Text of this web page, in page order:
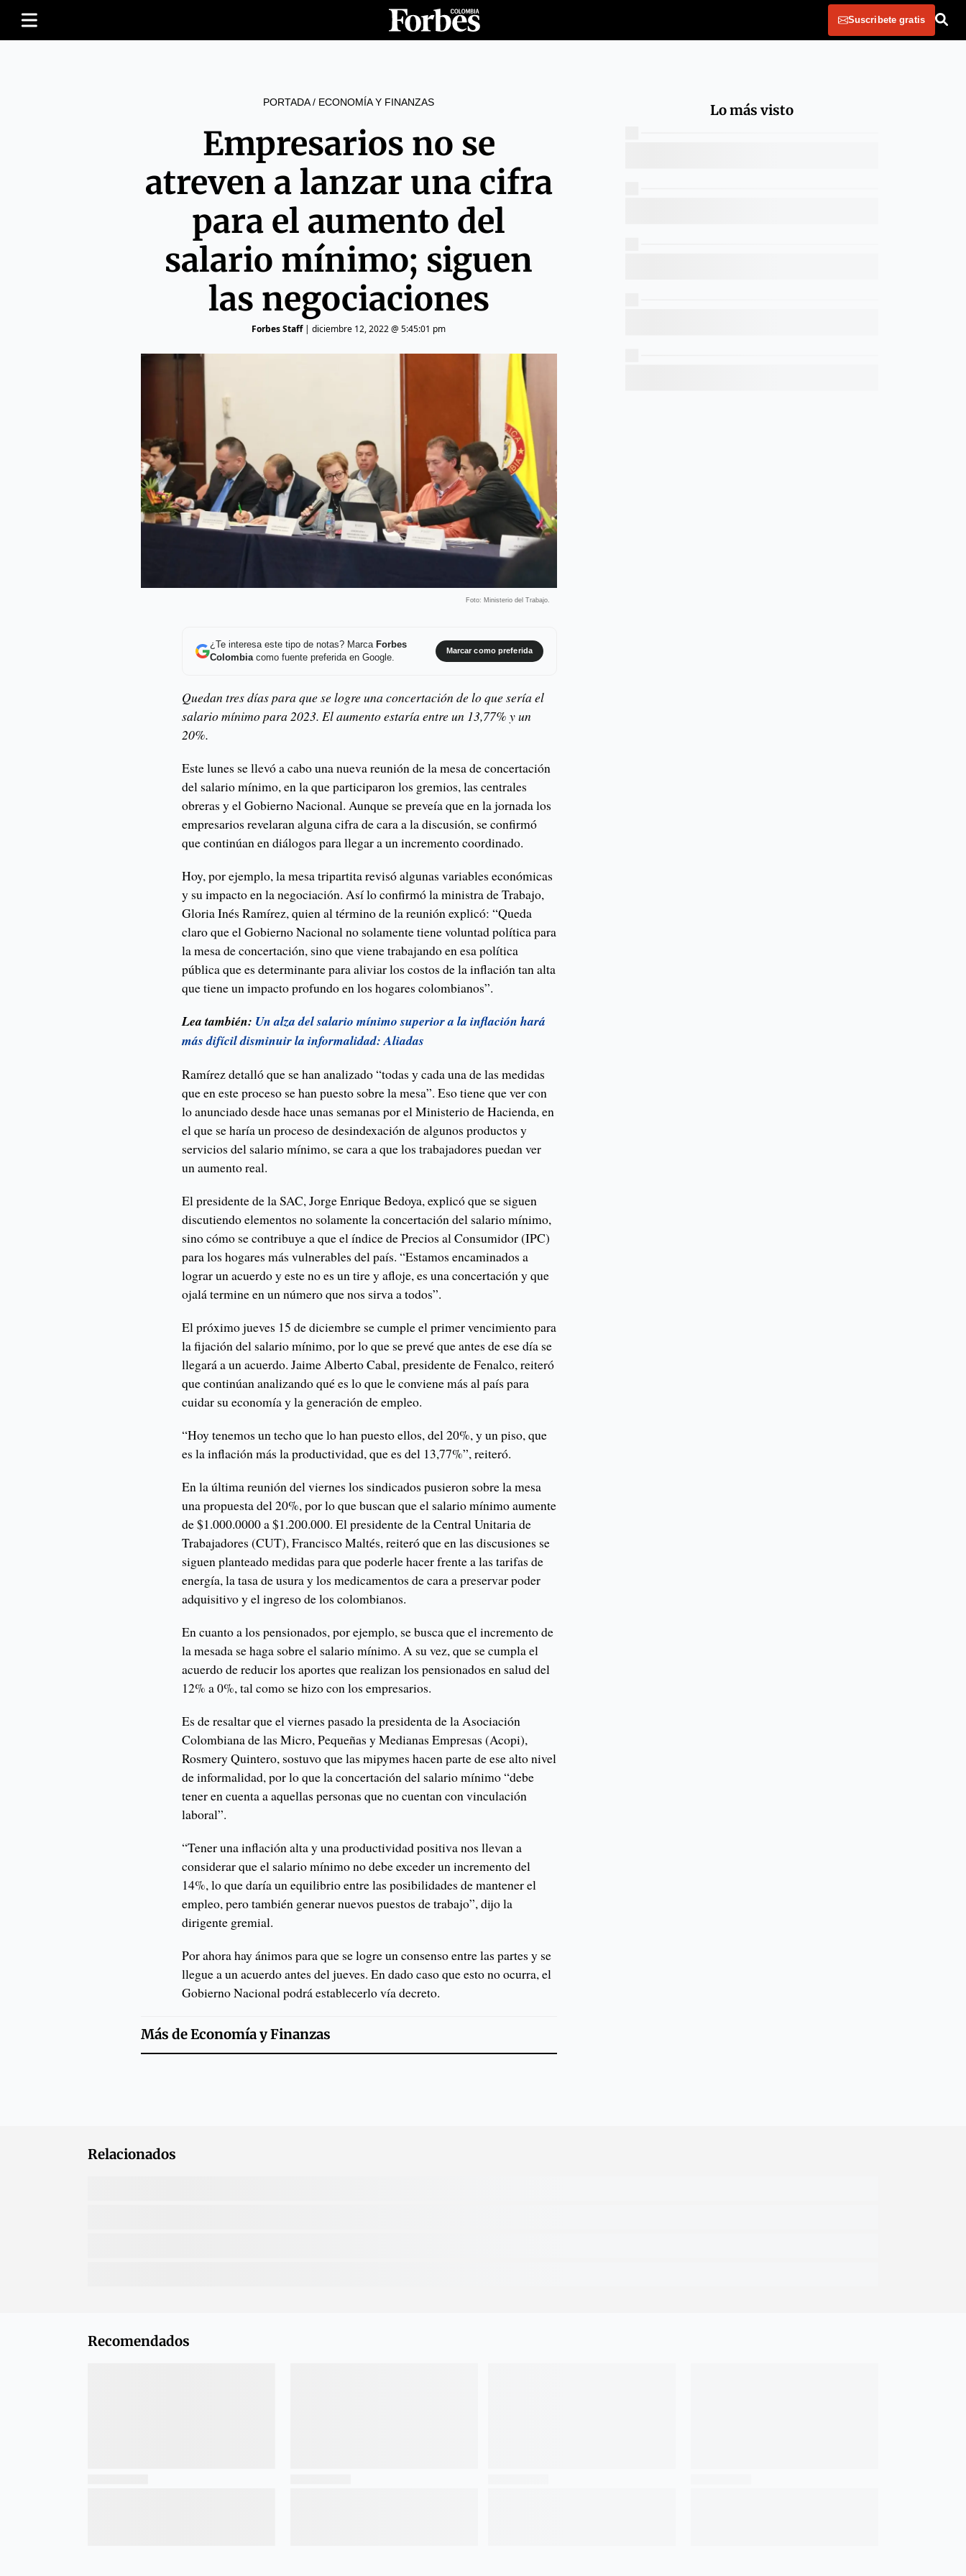
Suscribete gratis
PORTADA/ ECONOMÍA Y FINANZAS
Empresarios no se
atreven a lanzar una cifra
para el aumento del
salario mínimo; siguen
las negociaciones
Forbes Staff| diciembre 12, 2022 @ 5:45:01 pm
Foto: Ministerio del Trabajo.
¿Te interesa este tipo de notas? Marca Forbes
Colombiacomo fuente preferida en Google.
Marcar como preferida
Quedan tres días para que se logre una concertación de lo que sería el
salario mínimo para 2023. El aumento estaría entre un 13,77% y un
20%.
Este lunes se llevó a cabo una nueva reunión de la mesa de concertación
del salario mínimo, en la que participaron los gremios, las centrales
obreras y el Gobierno Nacional. Aunque se preveía que en la jornada los
empresarios revelaran alguna cifra de cara a la discusión, se confirmó
que continúan en diálogos para llegar a un incremento coordinado.
Hoy, por ejemplo, la mesa tripartita revisó algunas variables económicas
y su impacto en la negociación. Así lo confirmó la ministra de Trabajo,
Gloria Inés Ramírez, quien al término de la reunión explicó: “Queda
claro que el Gobierno Nacional no solamente tiene voluntad política para
la mesa de concertación, sino que viene trabajando en esa política
pública que es determinante para aliviar los costos de la inflación tan alta
que tiene un impacto profundo en los hogares colombianos”.
Lea también: Un alza del salario mínimo superior a la inflación hará
más difícil disminuir la informalidad: Aliadas
Ramírez detalló que se han analizado “todas y cada una de las medidas
que en este proceso se han puesto sobre la mesa”. Eso tiene que ver con
lo anunciado desde hace unas semanas por el Ministerio de Hacienda, en
el que se haría un proceso de desindexación de algunos productos y
servicios del salario mínimo, se cara a que los trabajadores puedan ver
un aumento real.
El presidente de la SAC, Jorge Enrique Bedoya, explicó que se siguen
discutiendo elementos no solamente la concertación del salario mínimo,
sino cómo se contribuye a que el índice de Precios al Consumidor (IPC)
para los hogares más vulnerables del país. “Estamos encaminados a
lograr un acuerdo y este no es un tire y afloje, es una concertación y que
ojalá termine en un número que nos sirva a todos”.
El próximo jueves 15 de diciembre se cumple el primer vencimiento para
la fijación del salario mínimo, por lo que se prevé que antes de ese día se
llegará a un acuerdo. Jaime Alberto Cabal, presidente de Fenalco, reiteró
que continúan analizando qué es lo que le conviene más al país para
cuidar su economía y la generación de empleo.
“Hoy tenemos un techo que lo han puesto ellos, del 20%, y un piso, que
es la inflación más la productividad, que es del 13,77%”, reiteró.
En la última reunión del viernes los sindicados pusieron sobre la mesa
una propuesta del 20%, por lo que buscan que el salario mínimo aumente
de $1.000.0000 a $1.200.000. El presidente de la Central Unitaria de
Trabajadores (CUT), Francisco Maltés, reiteró que en las discusiones se
siguen planteado medidas para que poderle hacer frente a las tarifas de
energía, la tasa de usura y los medicamentos de cara a preservar poder
adquisitivo y el ingreso de los colombianos.
En cuanto a los pensionados, por ejemplo, se busca que el incremento de
la mesada se haga sobre el salario mínimo. A su vez, que se cumpla el
acuerdo de reducir los aportes que realizan los pensionados en salud del
12% a 0%, tal como se hizo con los empresarios.
Es de resaltar que el viernes pasado la presidenta de la Asociación
Colombiana de las Micro, Pequeñas y Medianas Empresas (Acopi),
Rosmery Quintero, sostuvo que las mipymes hacen parte de ese alto nivel
de informalidad, por lo que la concertación del salario mínimo “debe
tener en cuenta a aquellas personas que no cuentan con vinculación
laboral”.
“Tener una inflación alta y una productividad positiva nos llevan a
considerar que el salario mínimo no debe exceder un incremento del
14%, lo que daría un equilibrio entre las posibilidades de mantener el
empleo, pero también generar nuevos puestos de trabajo”, dijo la
dirigente gremial.
Por ahora hay ánimos para que se logre un consenso entre las partes y se
llegue a un acuerdo antes del jueves. En dado caso que esto no ocurra, el
Gobierno Nacional podrá establecerlo vía decreto.
Más deEconomía y Finanzas
Lo más visto
Relacionados
Recomendados